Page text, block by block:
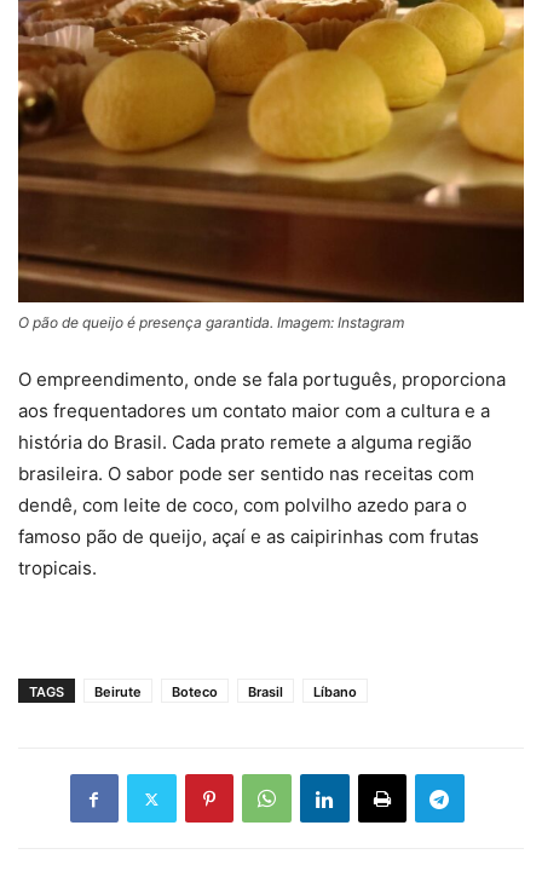
O pão de queijo é presença garantida. Imagem: Instagram
O empreendimento, onde se fala português, proporciona
aos frequentadores um contato maior com a cultura e a
história do Brasil. Cada prato remete a alguma região
brasileira. O sabor pode ser sentido nas receitas com
dendê, com leite de coco, com polvilho azedo para o
famoso pão de queijo, açaí e as caipirinhas com frutas
tropicais.
TAGS Beirute Boteco Brasil Líbano